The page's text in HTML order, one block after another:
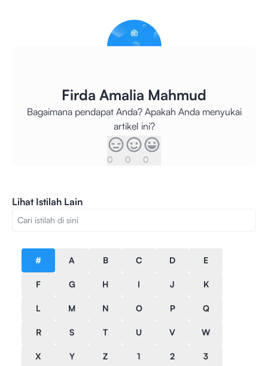
Firda Amalia Mahmud
Bagaimana pendapat Anda? Apakah Anda menyukai
artikel ini?
0 0 0
Lihat Istilah Lain
# A B C D E
F G H I J K
L M N O P Q
R S T U V W
X Y Z 1 2 3